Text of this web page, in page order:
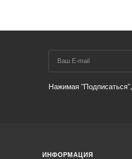
Нажимая "Подписаться",
ИНФОРМАЦИЯ